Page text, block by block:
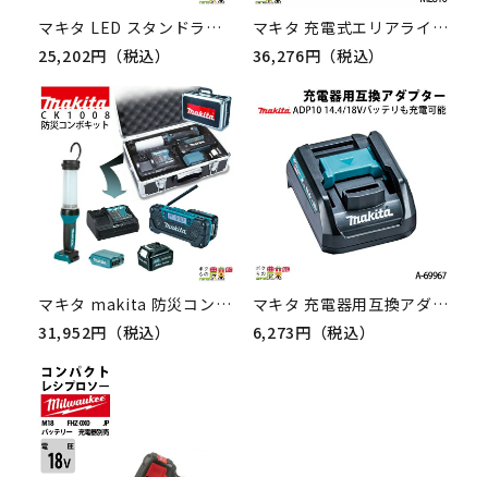
マキタ LED スタンドライト ML811
25,202円（税込）
マキタ 充電式エリアライト ML810[makita/ライト/電気/明るい]
36,276円（税込）
マキタ makita 防災コンボキット CK1008
31,952円（税込）
マキタ 充電器用互換アダプター ADP10 A-69967 makita
6,273円（税込）